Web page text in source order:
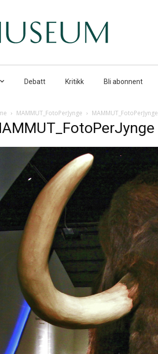
Debatt Kritikk Bli abonnent
MAMMUT_FotoPerJynge MAMMUT_FotoPerJynge